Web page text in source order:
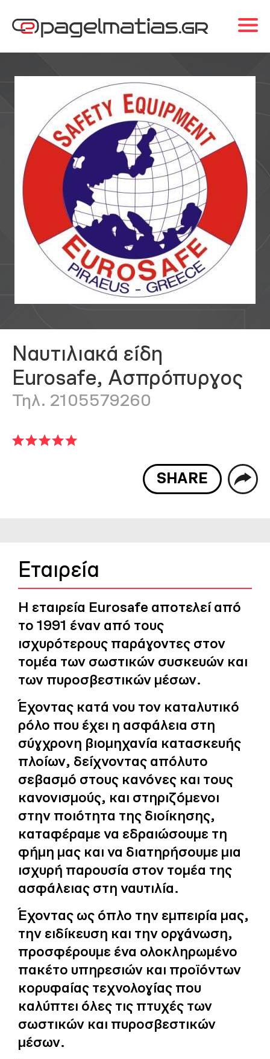
Ναυτιλιακά είδη
Eurosafe, Ασπρόπυργος
Τηλ. 2105579260
SHARE
Εταιρεία
Η εταιρεία Eurosafe αποτελεί από
το 1991 έναν από τους
ισχυρότερους παράγοντες στον
τομέα των σωστικών συσκευών και
των πυροσβεστικών μέσων.
Έχοντας κατά νου τον καταλυτικό
ρόλο που έχει η ασφάλεια στη
σύγχρονη βιομηχανία κατασκευής
πλοίων, δείχνοντας απόλυτο
σεβασμό στους κανόνες και τους
κανονισμούς, και στηριζόμενοι
στην ποιότητα της διοίκησης,
καταφέραμε να εδραιώσουμε τη
φήμη μας και να διατηρήσουμε μια
ισχυρή παρουσία στον τομέα της
ασφάλειας στη ναυτιλία.
Έχοντας ως όπλο την εμπειρία μας,
την ειδίκευση και την οργάνωση,
προσφέρουμε ένα ολοκληρωμένο
πακέτο υπηρεσιών και προϊόντων
κορυφαίας τεχνολογίας που
καλύπτει όλες τις πτυχές των
σωστικών και πυροσβεστικών
μέσων.